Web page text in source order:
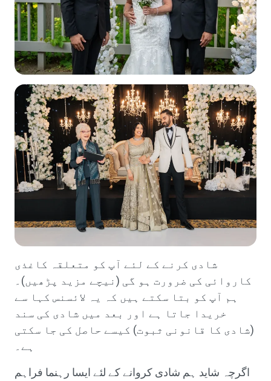
شادی کرنے کے لئے آپ کو متعلقہ کاغذی
کاروائی کی ضرورت ہو گی (نیچے مزید پڑھیں)۔
ہم آپ کو بتا سکتے ہیں کہ یہ لائسنس کہا سے
خریدا جاتا ہے اور بعد میں شادی کی سند
(شادی کا قانونی ثبوت) کیسے حاصل کی جا سکتی
ہے۔
اگرچہ شاید ہم شادی کروانے کے لئے ایسا رہنما فراہم